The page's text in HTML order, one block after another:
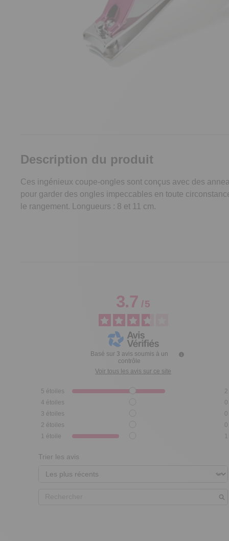
Description du produit
Ces ingénieux coupe-ongles sont conçus avec des
pour garder des ongles impeccables en toute
le rangement. Longueurs : 8 et 11 cm.
3.7/5
Basé sur 3 avis soumis à un
contrôle
Voir tous les avis sur ce site
5 étoiles
2
4 étoiles
0
3 étoiles
0
2 étoiles
0
1 étoile 1
Trier les avis